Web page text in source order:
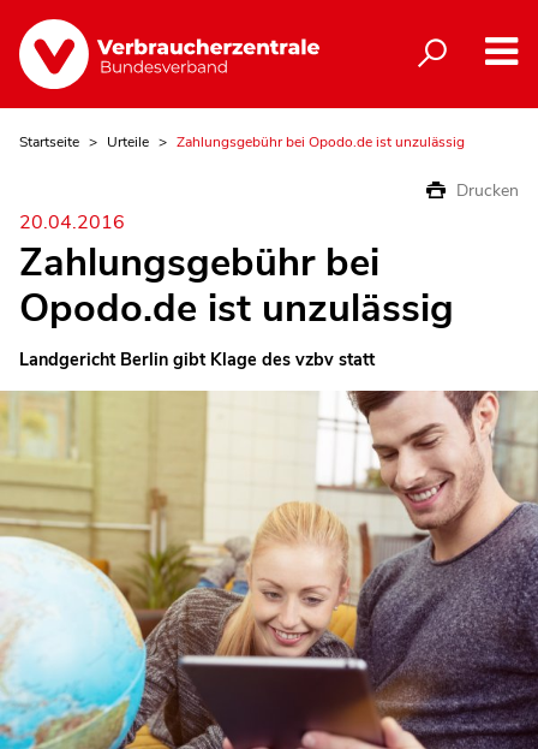
Startseite Urteile Zahlungsgebühr bei Opodo.de ist unzulässig
Drucken
20.04.2016
Zahlungsgebühr bei
Opodo.de ist unzulässig
Landgericht Berlin gibt Klage des vzbv statt